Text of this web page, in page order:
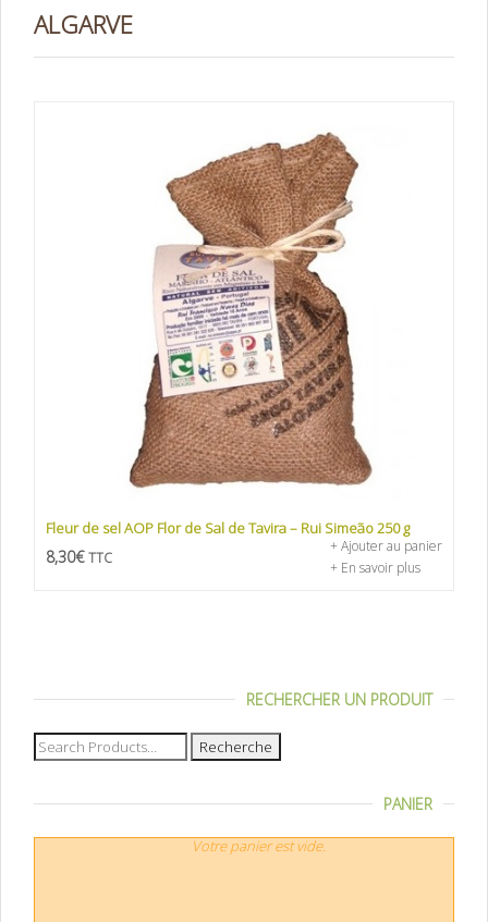
ALGARVE
Fleur de sel AOP Flor de Sal de Tavira – Rui Simeão 250 g
8,30€ TTC
+ Ajouter au panier
+ En savoir plus
RECHERCHER UN PRODUIT
Recherche
pour :
PANIER
Votre panier est vide.